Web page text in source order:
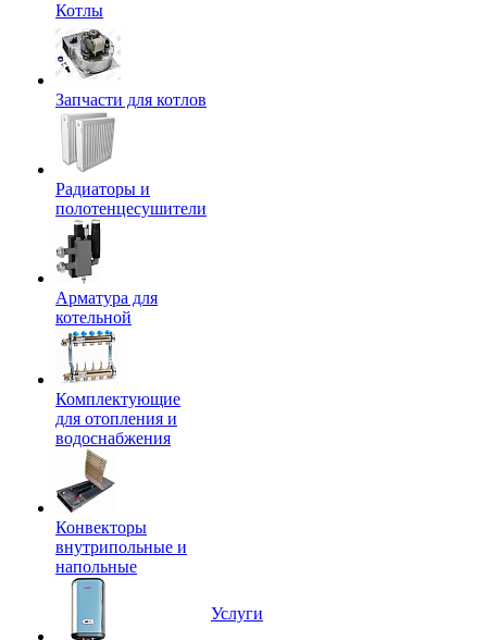
Котлы
Запчасти для котлов
Радиаторы и
полотенцесушители
Арматура для
котельной
Комплектующие
для отопления и
водоснабжения
Конвекторы
внутрипольные и
напольные
Услуги